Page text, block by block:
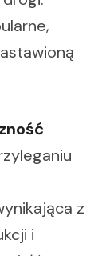
z
i